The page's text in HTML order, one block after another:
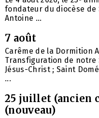
fondateur du diocèse de
Antoine ...
7 août
Carême de la Dormition
Transfiguration de notre
Jésus-Christ ; Saint
...
25 juillet (ancien
(nouveau)